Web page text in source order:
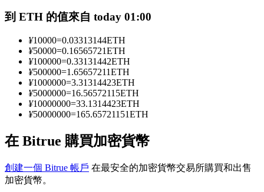
坐享盈利分成和跟單分傭
合約資訊
到 ETH 的值來自 today 01:00
¥10000=0.03313144ETH
¥50000=0.16565721ETH
¥100000=0.33131442ETH
¥500000=1.65657211ETH
¥1000000=3.31314423ETH
¥5000000=16.56572115ETH
¥10000000=33.1314423ETH
¥50000000=165.65721151ETH
在 Bitrue 購買加密貨幣
創建一個 Bitrue 帳戶 在最安全的加密貨幣交易所購買和出售
加密貨幣。